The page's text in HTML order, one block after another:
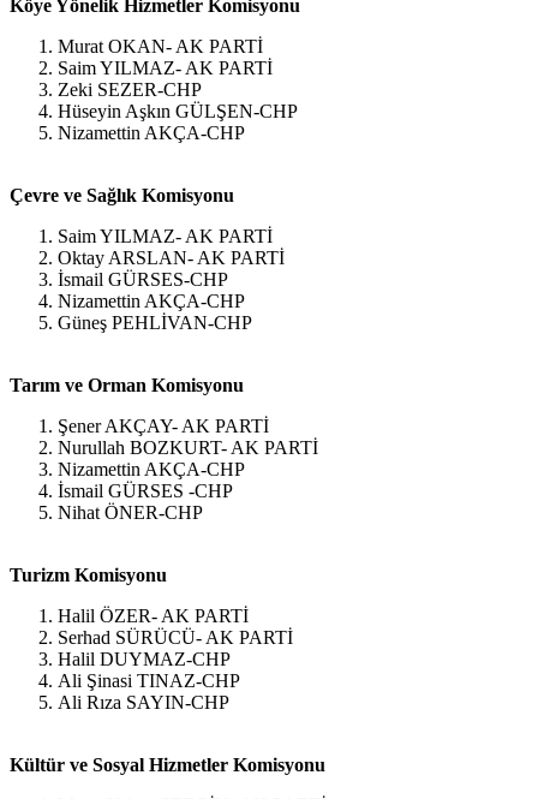
Köye Yönelik Hizmetler Komisyonu
Murat OKAN- AK PARTİ
Saim YILMAZ- AK PARTİ
Zeki SEZER-CHP
Hüseyin Aşkın GÜLŞEN-CHP
Nizamettin AKÇA-CHP
Çevre ve Sağlık Komisyonu
Saim YILMAZ- AK PARTİ
Oktay ARSLAN- AK PARTİ
İsmail GÜRSES-CHP
Nizamettin AKÇA-CHP
Güneş PEHLİVAN-CHP
Tarım ve Orman Komisyonu
Şener AKÇAY- AK PARTİ
Nurullah BOZKURT- AK PARTİ
Nizamettin AKÇA-CHP
İsmail GÜRSES -CHP
Nihat ÖNER-CHP
Turizm Komisyonu
Halil ÖZER- AK PARTİ
Serhad SÜRÜCÜ- AK PARTİ
Halil DUYMAZ-CHP
Ali Şinasi TINAZ-CHP
Ali Rıza SAYIN-CHP
Kültür ve Sosyal Hizmetler Komisyonu